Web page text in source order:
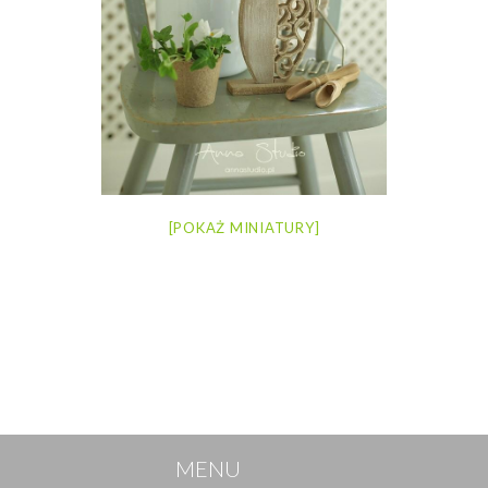
[POKAŻ MINIATURY]
MENU